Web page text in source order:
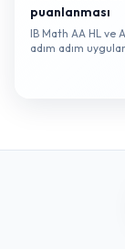
puanlanması
IB Math AA HL ve
adım adım